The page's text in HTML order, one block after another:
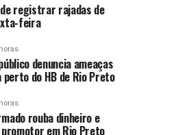
registrar rajadas de
feira
denuncia ameaças
perto do HB de Rio Preto
rouba dinheiro e
promotor em Rio Preto